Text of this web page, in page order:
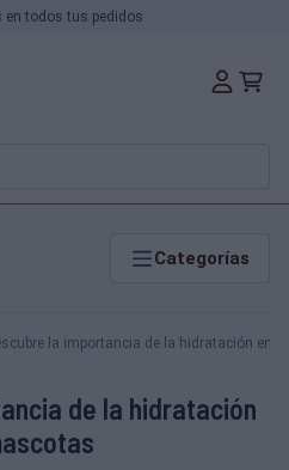
en todos tus pedidos
Categorías
la importancia de la hidratación en
de la hidratación